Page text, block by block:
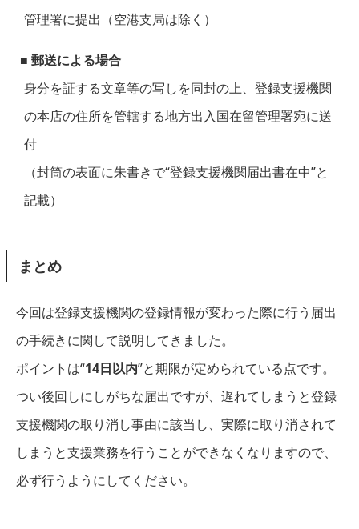
管理署に提出（空港支局は除く）
■ 郵送による場合
身分を証する文章等の写しを同封の上、登録支援機関
の本店の住所を管轄する地方出入国在留管理署宛に送
付
（封筒の表面に朱書きで“登録支援機関届出書在中”と
記載）
まとめ
今回は登録支援機関の登録情報が変わった際に行う届出
の手続きに関して説明してきました。
ポイントは“14日以内”と期限が定められている点です。
つい後回しにしがちな届出ですが、遅れてしまうと登録
支援機関の取り消し事由に該当し、実際に取り消されて
しまうと支援業務を行うことができなくなりますので、
必ず行うようにしてください。